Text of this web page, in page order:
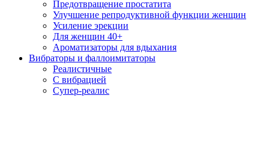
Предотвращение простатита
Улучшение репродуктивной функции женщин
Усиление эрекции
Для женщин 40+
Ароматизаторы для вдыхания
Вибраторы и фаллоимитаторы
Реалистичные
С вибрацией
Супер-реалис